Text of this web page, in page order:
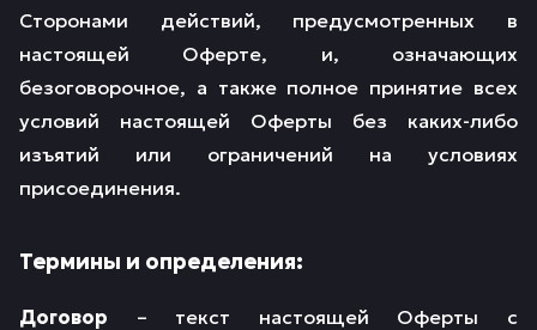
Сторонами действий, предусмотренных в
настоящей Оферте, и, означающих
безоговорочное, а также полное принятие всех
условий настоящей Оферты без каких-либо
изъятий или ограничений на условиях
присоединения.
Термины и определения:
Договор – текст настоящей Оферты с